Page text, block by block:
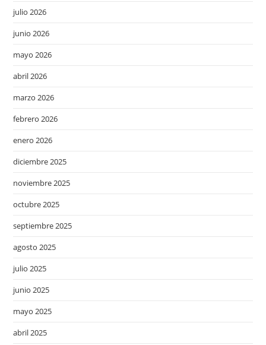
julio 2026
junio 2026
mayo 2026
abril 2026
marzo 2026
febrero 2026
enero 2026
diciembre 2025
noviembre 2025
octubre 2025
septiembre 2025
agosto 2025
julio 2025
junio 2025
mayo 2025
abril 2025